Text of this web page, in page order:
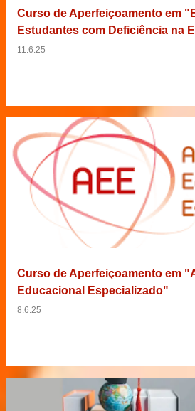
Curso de Aperfeiçoamento em
Estudantes com Deficiência na
11.6.25
Curso de Aperfeiçoamento em
Educacional Especializado"
8.6.25